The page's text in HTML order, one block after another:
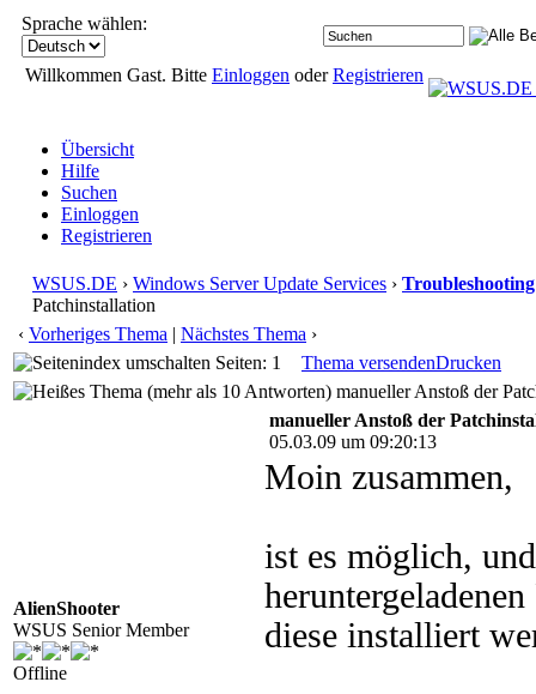
Sprache wählen:
Willkommen Gast. Bitte Einloggen oderRegistrieren
Übersicht
Hilfe
Suchen
Einloggen
Registrieren
WSUS.DE › Windows Server Update Services › Troubleshooting
Patchinstallation
‹ Vorheriges Thema | Nächstes Thema ›
Seiten: 1
Thema versendenDrucken
manueller Anstoß der
AlienShooter
WSUS Senior Member
Offline
manueller Anstoß der
05.03.09 um 09:20:13
Moin zusammen,
ist es möglich,
diese installiert